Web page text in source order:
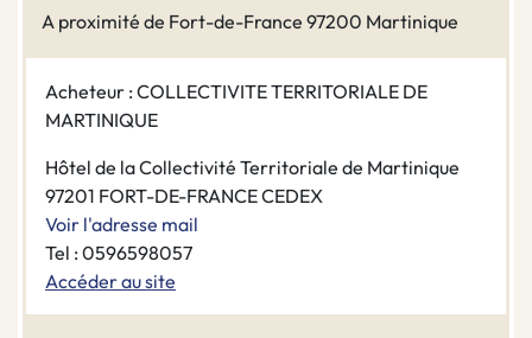
A proximité de Fort-de-France 97200 Martinique
Acheteur : COLLECTIVITE TERRITORIALE DE
MARTINIQUE
Hôtel de la Collectivité Territoriale de Martinique
97201 FORT-DE-FRANCE CEDEX
Voir l'adresse mail
Tel : 0596598057
Accéder au site